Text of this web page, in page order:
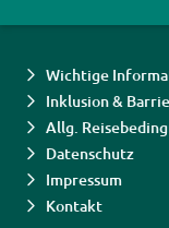
Wichtige
Inklusion &
Allg.
Datenschutz
Impressum
Kontakt